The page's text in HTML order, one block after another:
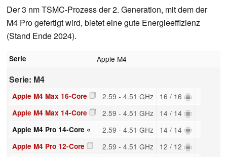
Der 3 nm TSMC-Prozess der 2. Generation, mit dem der
M4 Pro gefertigt wird, bietet eine gute Energieeffizienz
(Stand Ende 2024).
Serie Apple M4
Serie: M4
Apple M4 Max 16-Core 2.59 - 4.51 GHz 16 / 16
Apple M4 Max 14-Core 2.59 - 4.51 GHz 14 / 14
Apple M4 Pro 14-Core « 2.59 - 4.51 GHz 14 / 14
Apple M4 Pro 12-Core 2.59 - 4.51 GHz 12 / 12